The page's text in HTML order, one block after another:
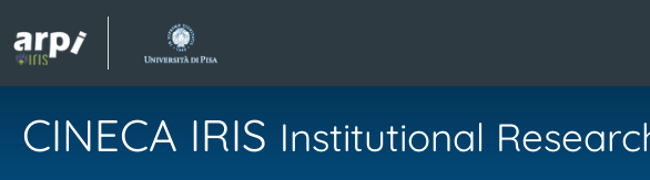
CINECA IRIS Institutional